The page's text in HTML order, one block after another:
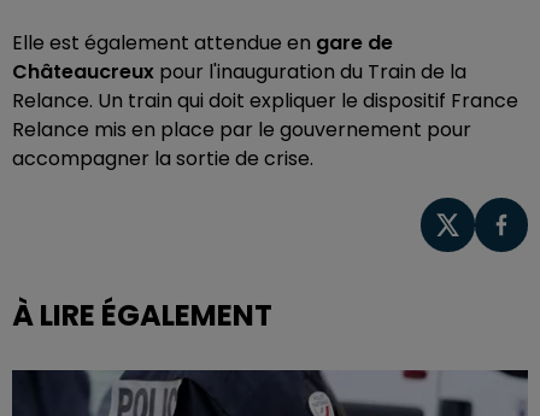
Elle est également attendue en gare de
Châteaucreux pour l'inauguration du Train de la
Relance. Un train qui doit expliquer le dispositif France
Relance mis en place par le gouvernement pour
accompagner la sortie de crise.
À LIRE ÉGALEMENT